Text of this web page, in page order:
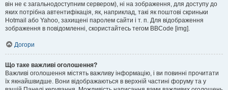
він не є загальнодоступним сервером), ні на зображення, для доступу до
яких потрібна автентифікація, як, наприклад, такі як поштові скриньки
Hotmail або Yahoo, захищені паролем сайти і т. п. Для відображення
зображення в повідомленні, скористайтесь тегом BBCode [img].
Догори
Що таке важливі оголошення?
Важливі оголошення містять важливу інформацію, і ви повинні прочитати
їх якнайшвидше. Вони відображаються в верхній частині форуму та у